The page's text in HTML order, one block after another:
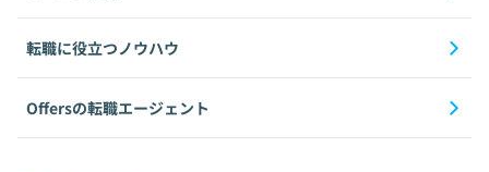
転職に役立つノウハウ
Offersの転職エージェント